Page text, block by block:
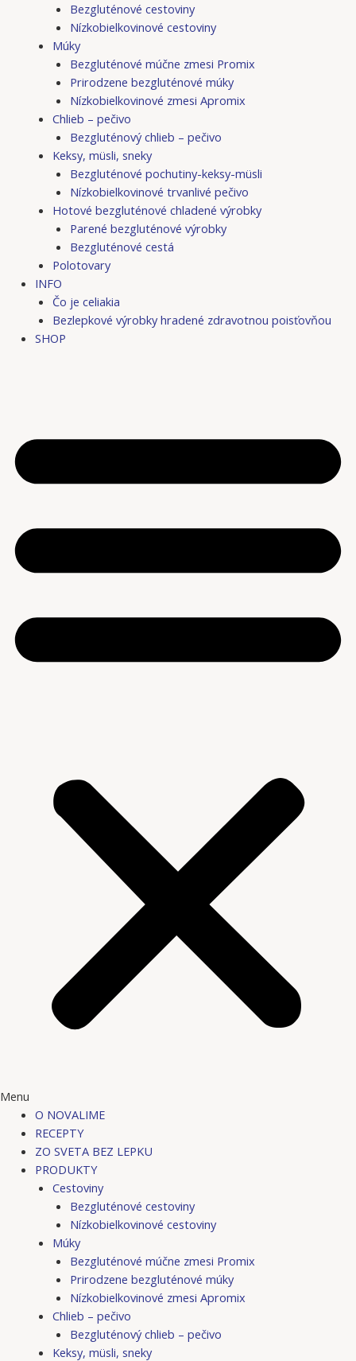
Bezgluténové cestoviny
Nízkobielkovinové cestoviny
Múky
Bezgluténové múčne zmesi Promix
Prirodzene bezgluténové múky
Nízkobielkovinové zmesi Apromix
Chlieb – pečivo
Bezgluténový chlieb – pečivo
Keksy, müsli, sneky
Bezgluténové pochutiny-keksy-müsli
Nízkobielkovinové trvanlivé pečivo
Hotové bezgluténové chladené výrobky
Parené bezgluténové výrobky
Bezgluténové cestá
Polotovary
INFO
Čo je celiakia
Bezlepkové výrobky hradené zdravotnou poisťovňou
SHOP
Menu
O NOVALIME
RECEPTY
ZO SVETA BEZ LEPKU
PRODUKTY
Cestoviny
Bezgluténové cestoviny
Nízkobielkovinové cestoviny
Múky
Bezgluténové múčne zmesi Promix
Prirodzene bezgluténové múky
Nízkobielkovinové zmesi Apromix
Chlieb – pečivo
Bezgluténový chlieb – pečivo
Keksy, müsli, sneky